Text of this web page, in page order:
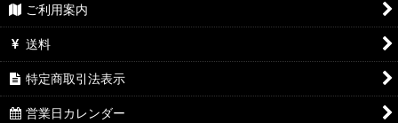
ご利用案内
送料
特定商取引法表示
営業日カレンダー